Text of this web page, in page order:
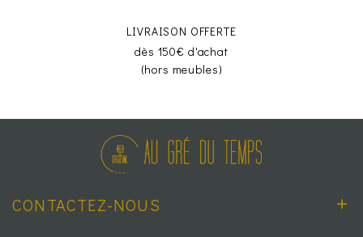
LIVRAISON OFFERTE
dès 150€ d'achat
(hors meubles)
CONTACTEZ-NOUS